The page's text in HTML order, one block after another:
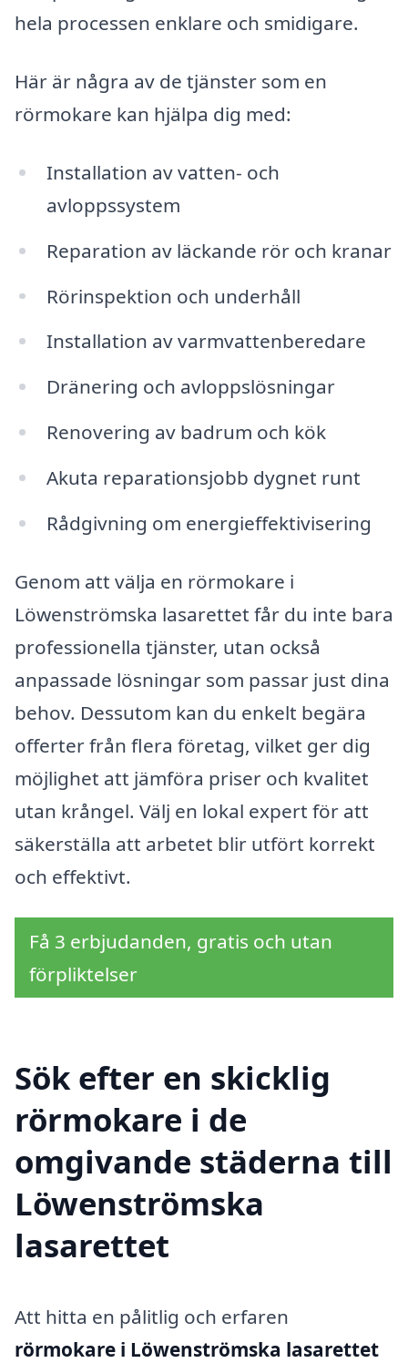
hela processen enklare och smidigare.
Här är några av de tjänster som en
rörmokare kan hjälpa dig med:
Installation av vatten- och
avloppssystem
Reparation av läckande rör och kranar
Rörinspektion och underhåll
Installation av varmvattenberedare
Dränering och avloppslösningar
Renovering av badrum och kök
Akuta reparationsjobb dygnet runt
Rådgivning om energieffektivisering
Genom att välja en rörmokare i
Löwenströmska lasarettet får du inte bara
professionella tjänster, utan också
anpassade lösningar som passar just dina
behov. Dessutom kan du enkelt begära
offerter från flera företag, vilket ger dig
möjlighet att jämföra priser och kvalitet
utan krångel. Välj en lokal expert för att
säkerställa att arbetet blir utfört korrekt
och effektivt.
Få 3 erbjudanden, gratis och utan
förpliktelser
Sök efter en skicklig
rörmokare i de
omgivande städerna till
Löwenströmska
lasarettet
Att hitta en pålitlig och erfaren
rörmokare i Löwenströmska lasarettet